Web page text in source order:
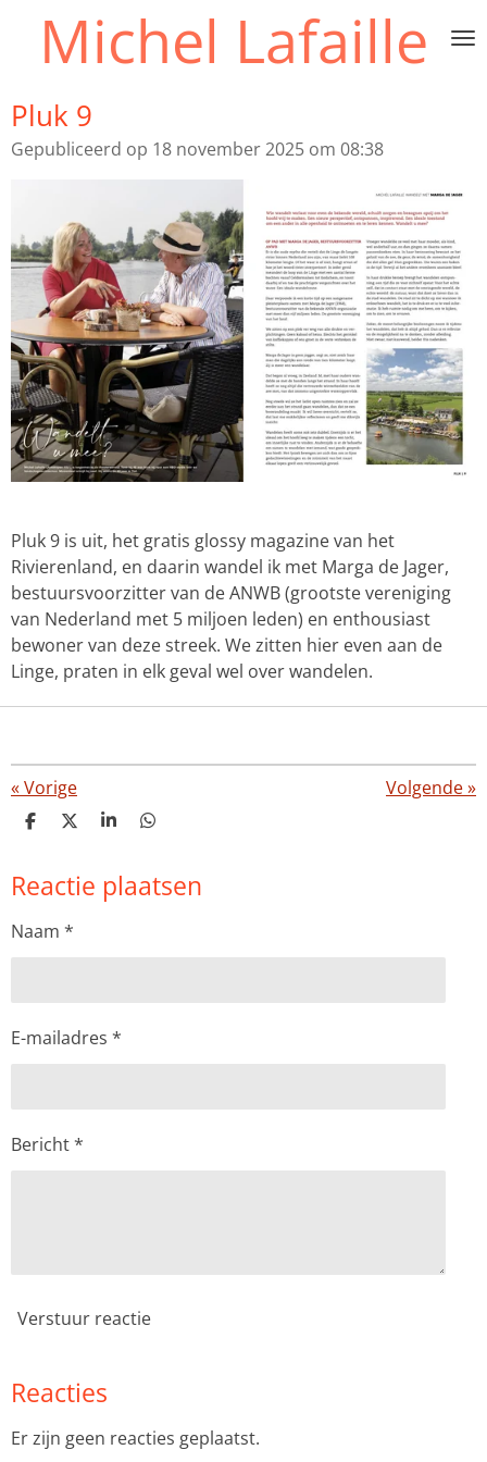
direct
hoofdinhoud
Michel Lafaille
Pluk 9
Gepubliceerd op 18 november 2025 om 08:38
Pluk 9 is uit, het gratis glossy magazine van het
Rivierenland, en daarin wandel ik met Marga de Jager,
bestuursvoorzitter van de ANWB (grootste vereniging
van Nederland met 5 miljoen leden) en enthousiast
bewoner van deze streek. We zitten hier even aan de
Linge, praten in elk geval wel over wandelen.
«Vorige Volgende»
D
e
n
D
l
S
r
e
D
e
n
Reactie plaatsen
Naam *
E-mailadres *
Bericht *
Verstuur reactie
Reacties
Er zijn geen reacties geplaatst.